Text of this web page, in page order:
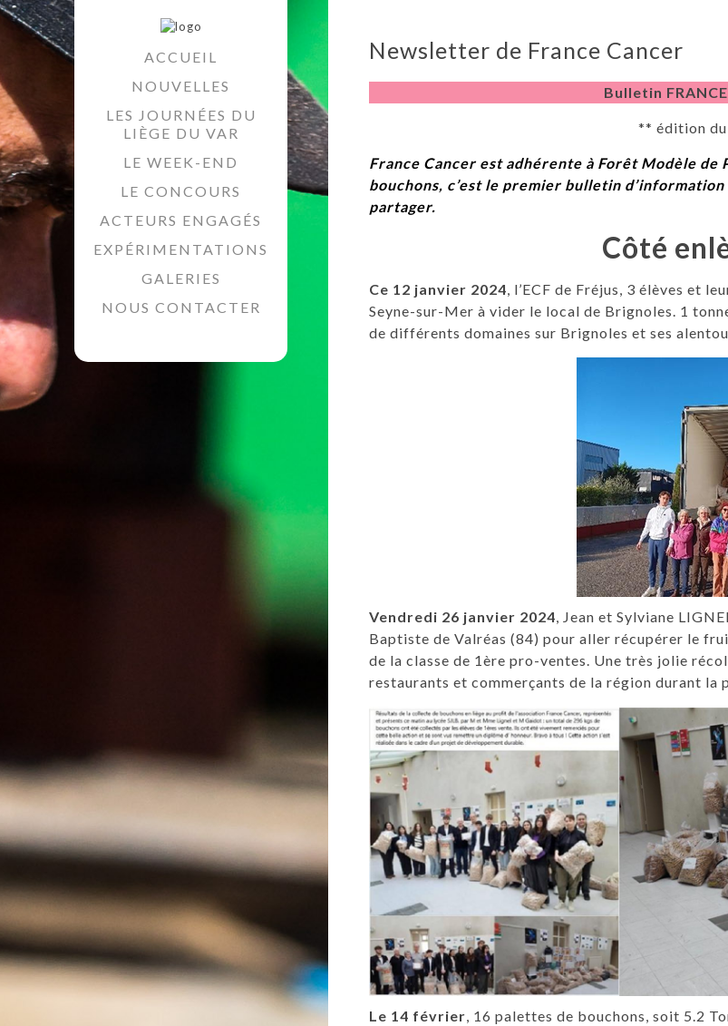
ACCUEIL
NOUVELLES
LES JOURNÉES DU
LIÈGE DU VAR
LE WEEK-END
LE CONCOURS
ACTEURS ENGAGÉS
EXPÉRIMENTATIONS
GALERIES
NOUS CONTACTER
Newsletter de France Cancer
Bulletin
** édition
France Cancer est adhérente à Forêt Modèle de
bouchons, c’est le premier bulletin
partager.
Côté
Ce 12 janvier 2024, l’ECF de Fréjus, 3 élèves et
Seyne-sur-Mer à vider le local de Brignoles. 1
de différents domaines sur Brignoles et ses
Vendredi 26 janvier 2024, Jean et Sylviane
Baptiste de Valréas (84) pour aller récupérer le
de la classe de 1ère pro-ventes. Une très jolie
restaurants et commerçants de la région durant la
Le 14 février, 16 palettes de bouchons, soit 5.2